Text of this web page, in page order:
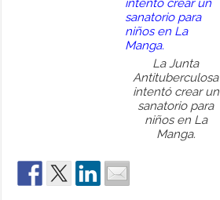
La Junta
Antituberculosa
intentó crear un
sanatorio para
niños en La
Manga.